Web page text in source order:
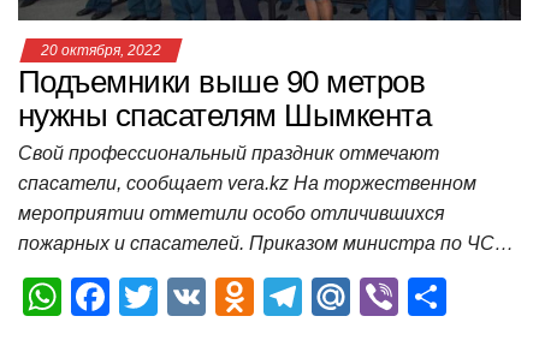
20 октября, 2022
Подъемники выше 90 метров
нужны спасателям Шымкента
Свой профессиональный праздник отмечают
спасатели, сообщает vera.kz На торжественном
мероприятии отметили особо отличившихся
пожарных и спасателей. Приказом министра по ЧС…
W F
T
V
O
T
M Vi